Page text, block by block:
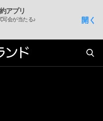
アプリ
写会が当たる♪ 開く